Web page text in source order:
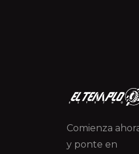
Comienza
y ponte en